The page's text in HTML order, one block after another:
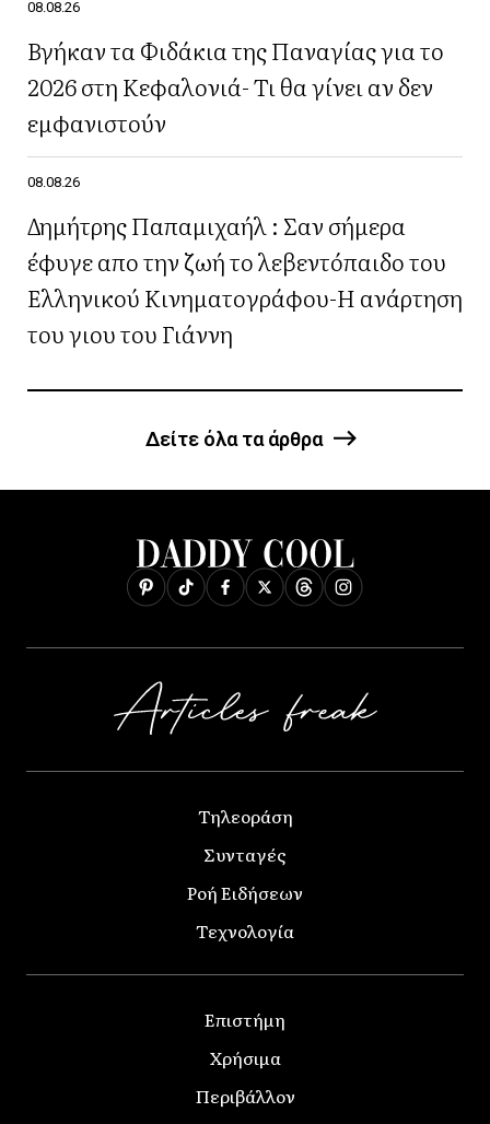
08.08.26
Βγήκαν τα Φιδάκια της Παναγίας για το
2026 στη Κεφαλονιά- Τι θα γίνει αν δεν
εμφανιστούν
08.08.26
Δημήτρης Παπαμιχαήλ : Σαν σήμερα
έφυγε απο την ζωή το λεβεντόπαιδο του
Ελληνικού Κινηματογράφου-Η ανάρτηση
του γιου του Γιάννη
Δείτε όλα τα άρθρα
Τηλεοράση
Συνταγές
Ροή Ειδήσεων
Τεχνολογία
Επιστήμη
Χρήσιμα
Περιβάλλον